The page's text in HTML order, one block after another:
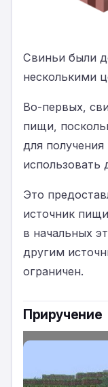
Свиньи были
несколькими
Во-первых,
пищи,
для
использовать
Это
источник
в начальных
другим
ограничен.
Приручение